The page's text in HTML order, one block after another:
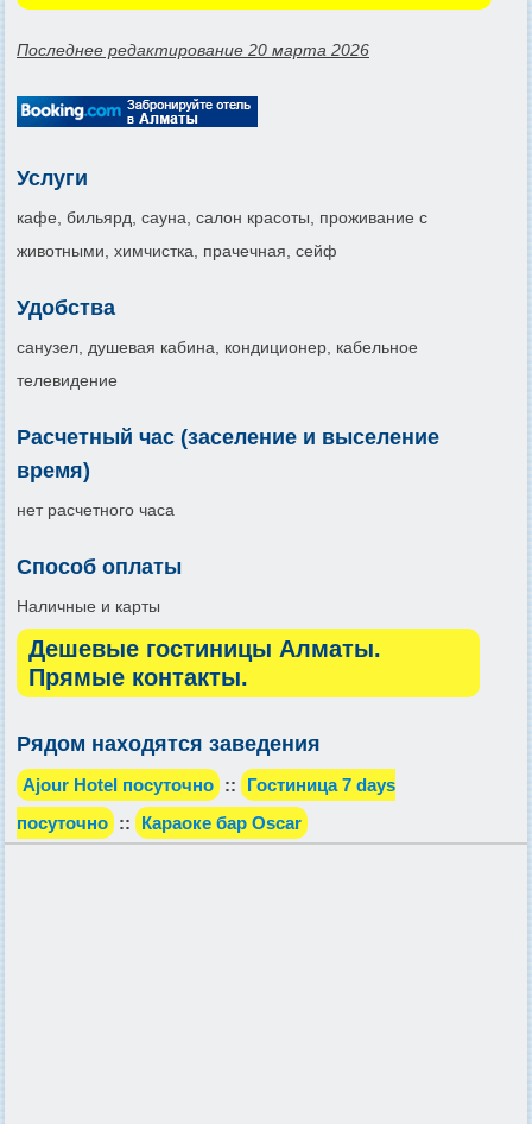
Последнее редактирование 20 марта 2026
Услуги
кафе, бильярд, сауна, салон красоты, проживание с
животными, химчистка, прачечная, сейф
Удобства
санузел, душевая кабина, кондиционер, кабельное
телевидение
Расчетный час (заселение и выселение
время)
нет расчетного часа
Способ оплаты
Наличные и карты
Дешевые гостиницы Алматы.
Прямые контакты.
Рядом находятся заведения
Ajour Hotel посуточно ::
Гостиница 7 days
посуточно :: Караоке бар Oscar